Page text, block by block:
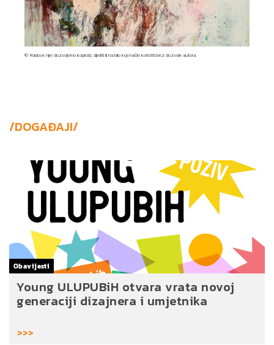
© Radove nije dozvoljeno kopirati, dijeliti ili na bilo koji način koristiti bez dozvole autora.
/DOGAĐAJI/
Obavijesti
Young ULUPUBiH otvara vrata novoj
generaciji dizajnera i umjetnika
>>>